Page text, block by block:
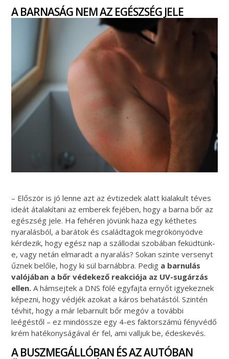
A BARNASÁG NEM AZ EGÉSZSÉG JELE
– Először is jó lenne azt az évtizedek alatt kialakult téves
ideát átalakítani az emberek fejében, hogy a barna bőr az
egészség jele. Ha fehéren jövünk haza egy kéthetes
nyaralásból, a barátok és családtagok megrökönyödve
kérdezik, hogy egész nap a szállodai szobában feküdtünk-
e, vagy netán elmaradt a nyaralás? Sokan szinte versenyt
űznek belőle, hogy ki sül barnábbra. Pedig a barnulás
valójában a bőr védekező reakciója az UV-sugárzás
ellen. A hámsejtek a DNS fölé egyfajta ernyőt igyekeznek
képezni, hogy védjék azokat a káros behatástól. Szintén
tévhit, hogy a már lebarnult bőr megóv a további
leégéstől – ez mindössze egy 4-es faktorszámú fényvédő
krém hatékonyságával ér fel, ami valljuk be, édeskevés.
A BUSZMEGÁLLÓBAN ÉS AZ AUTÓBAN